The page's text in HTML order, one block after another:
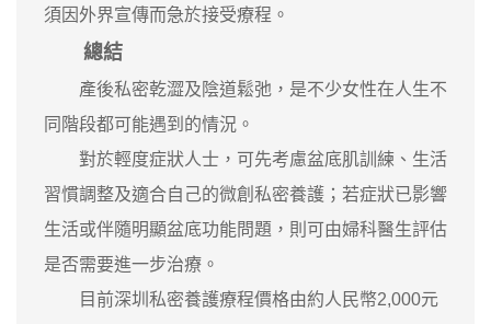
須因外界宣傳而急於接受療程。
總結
產後私密乾澀及陰道鬆弛，是不少女性在人生不
同階段都可能遇到的情況。
對於輕度症狀人士，可先考慮盆底肌訓練、生活
習慣調整及適合自己的微創私密養護；若症狀已影響
生活或伴隨明顯盆底功能問題，則可由婦科醫生評估
是否需要進一步治療。
目前深圳私密養護療程價格由約人民幣2,000元